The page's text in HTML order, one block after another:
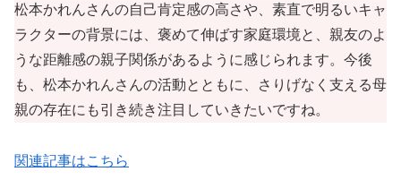
松本かれんさんの自己肯定感の高さや、素直で明るいキャ
ラクターの背景には、褒めて伸ばす家庭環境と、親友のよ
うな距離感の親子関係があるように感じられます。今後
も、松本かれんさんの活動とともに、さりげなく支える母
親の存在にも引き続き注目していきたいですね。
関連記事はこちら